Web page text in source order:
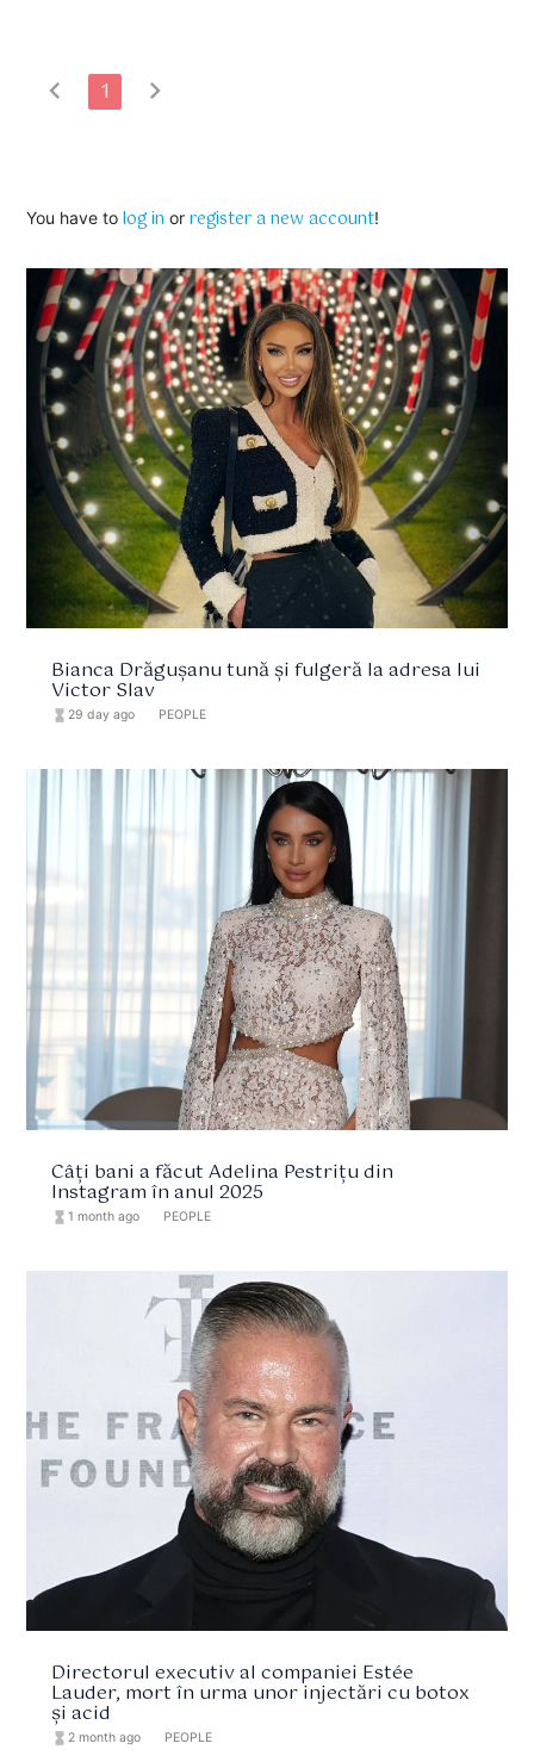
chevron_left 1 chevron_right
You have tolog in orregister a new account!
Bianca Drăgușanu tună și fulgeră la adresa lui
Victor Slav
hourglass_full 29 day ago PEOPLE
Câți bani a făcut Adelina Pestrițu din
Instagram în anul 2025
hourglass_full 1 month ago PEOPLE
Directorul executiv al companiei Estée
Lauder, mort în urma unor injectări cu botox
și acid
hourglass_full 2 month ago PEOPLE